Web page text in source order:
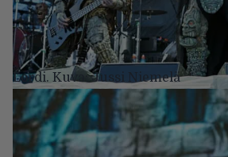
Lordi. Kuva: Jussi Niemelä